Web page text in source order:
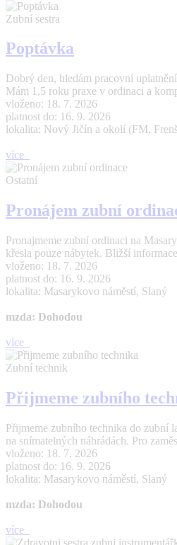
Zubní sestra
Poptávka
Dobrý den, hledám pracovní
Mám 1,5 roku praxe v ordinaci a
vloženo: 18. 7. 2026
platnost do: 16. 9. 2026
lokalita: Nový Jičín a okolí (FM,
více
Ostatní
Pronájem zubní
Pronajmeme zubní ordinaci na
křesla pouze nábytek. Bližší
vloženo: 18. 7. 2026
platnost do: 16. 9. 2026
lokalita: Masarykovo náměstí, Slaný
mzda: Dohodou
více
Zubní technik
Přijmeme zubního
Přijmeme zubního technika do zubní
na snímatelných náhrádách. Pro
vloženo: 18. 7. 2026
platnost do: 16. 9. 2026
lokalita: Masarykovo náměstí, Slaný
mzda: Dohodou
více